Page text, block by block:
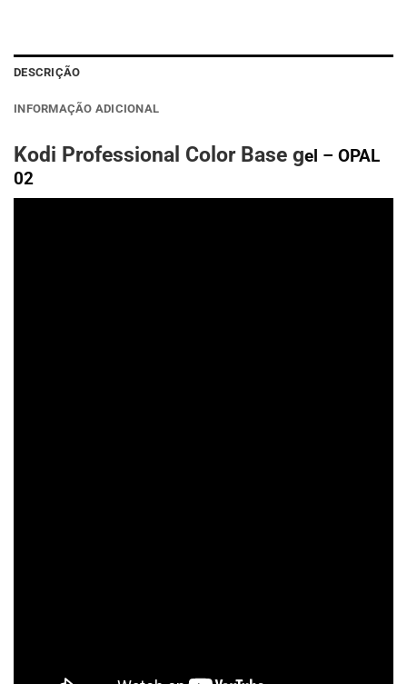
DESCRIÇÃO
INFORMAÇÃO ADICIONAL
Kodi Professional Color Base gel – OPAL
02